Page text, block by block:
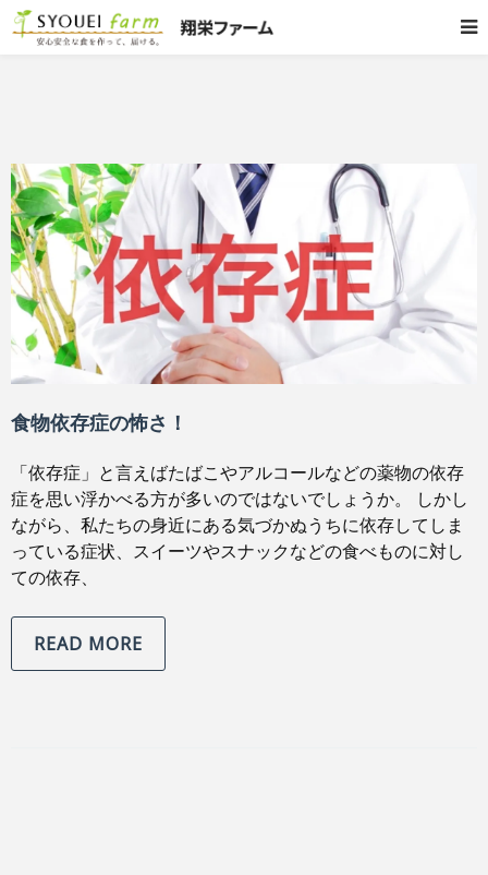
食物依存症の怖さ！
「依存症」と言えばたばこやアルコールなどの薬物の依存
症を思い浮かべる方が多いのではないでしょうか。 しかし
ながら、私たちの身近にある気づかぬうちに依存してしま
っている症状、スイーツやスナックなどの食べものに対し
ての依存、
READ MORE